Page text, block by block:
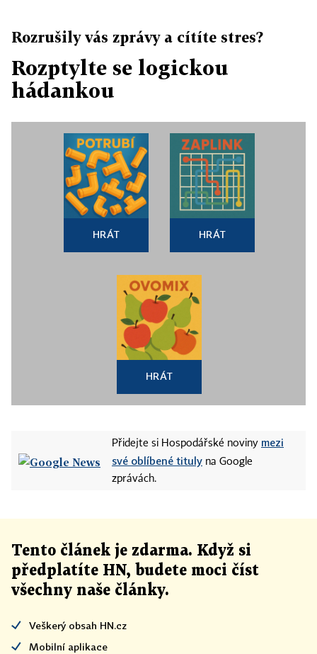
Rozrušily vás zprávy a cítíte stres?
Rozptylte se logickou
hádankou
HRÁT HRÁT
HRÁT
Přidejte si Hospodářské noviny mezi
své oblíbené tituly na Google
zprávách.
Tento článek je zdarma. Když si
předplatíte HN, budete moci číst
všechny naše články.
Veškerý obsah HN.cz
Mobilní aplikace